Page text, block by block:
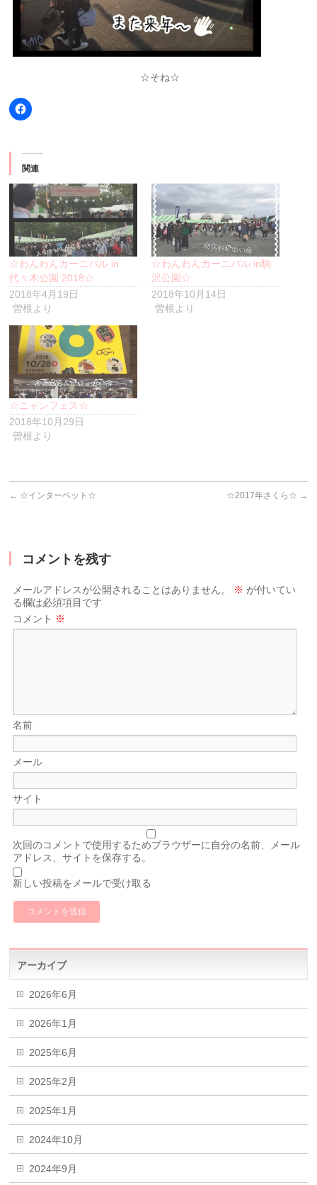
☆そね☆
Facebook
で
る
に
は
ク
リ
ッ
ク
し
て
く
だ
さ
い
(新
し
い
ウ
ィ
ド
ウ
で
開
き
ま
す)
関連
☆わんわんカーニバル in
代々木公園 2018☆
2018年4月19日
曽根より
☆わんわんカーニバル in駒
沢公園☆
2018年10月14日
曽根より
☆ニャンフェス☆
2018年10月29日
曽根より
← ☆インターペット☆ ☆2017年さくら☆ →
コメントを残す
メールアドレスが公開されることはありません。 ※ が付いてい
る欄は必須項目です
コメント ※
名前
メール
サイト
次回のコメントで使用するためブラウザーに自分の名前、メール
アドレス、サイトを保存する。
新しい投稿をメールで受け取る
アーカイブ
2026年6月
2026年1月
2025年6月
2025年2月
2025年1月
2024年10月
2024年9月